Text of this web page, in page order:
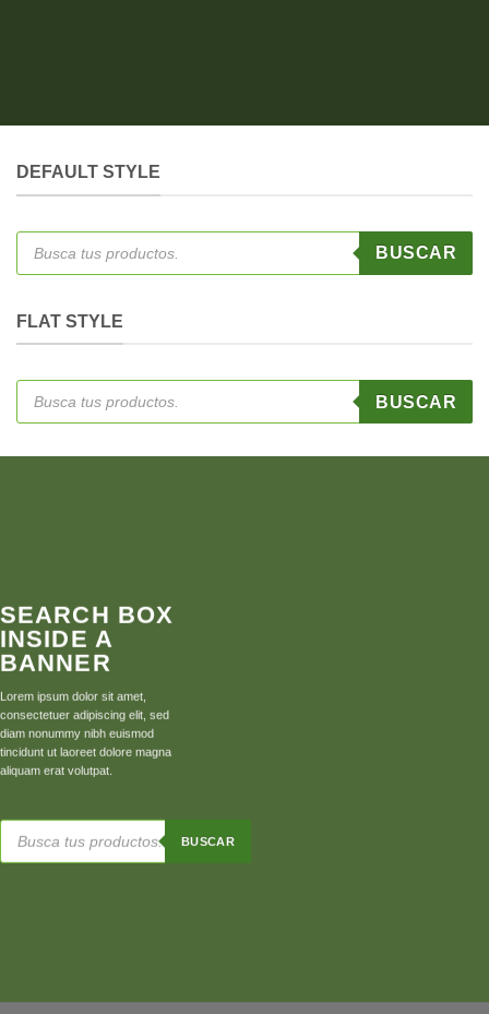
DEFAULT STYLE
Búsqueda
productos
BUSCAR
FLAT STYLE
Búsqueda
productos
BUSCAR
SEARCH BOX
INSIDE A
BANNER
Lorem ipsum dolor sit amet,
consectetuer adipiscing elit, sed
diam nonummy nibh euismod
tincidunt ut laoreet dolore magna
aliquam erat volutpat.
Búsqueda
productos
BUSCAR